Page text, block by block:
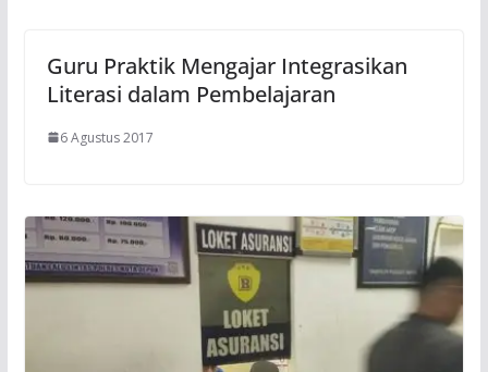
Guru Praktik Mengajar Integrasikan
Literasi dalam Pembelajaran
6 Agustus 2017